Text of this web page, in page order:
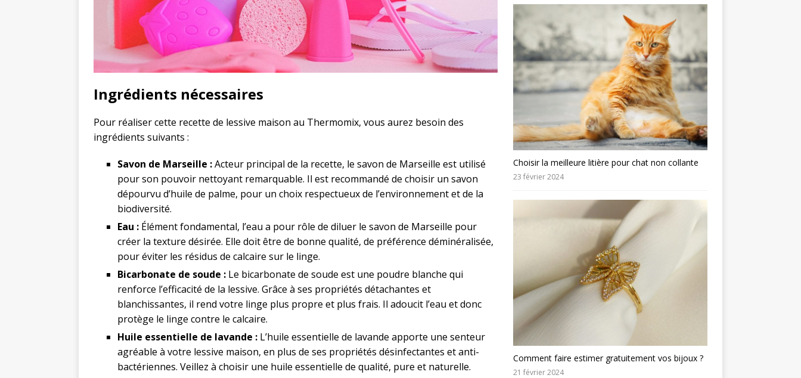
Ingrédients nécessaires
Pour réaliser cette recette de lessive maison au Thermomix, vous aurez besoin des
ingrédients suivants :
Savon de Marseille :Acteur principal de la recette, le savon de Marseille est utilisé
pour son pouvoir nettoyant remarquable. Il est recommandé de choisir un savon
dépourvu d’huile de palme, pour un choix respectueux de l’environnement et de la
biodiversité.
Eau : Élément fondamental, l’eau a pour rôle de diluer le savon de Marseille pour
créer la texture désirée. Elle doit être de bonne qualité, de préférence déminéralisée,
pour éviter les résidus de calcaire sur le linge.
Bicarbonate de soude : Le bicarbonate de soude est une poudre blanche qui
renforce l’efficacité de la lessive. Grâce à ses propriétés détachantes et
blanchissantes, il rend votre linge plus propre et plus frais. Il adoucit l’eau et donc
protège le linge contre le calcaire.
Huile essentielle de lavande : L’huile essentielle de lavande apporte une senteur
agréable à votre lessive maison, en plus de ses propriétés désinfectantes et anti-
bactériennes. Veillez à choisir une huile essentielle de qualité, pure et naturelle.
Choisir la meilleure litière pour chat non collante
23 février 2024
Comment faire estimer gratuitement vos bijoux ?
21 février 2024